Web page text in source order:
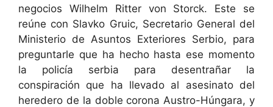
negocios Wilhelm Ritter von Storck. Este se
reúne con Slavko Gruic, Secretario General del
Ministerio de Asuntos Exteriores Serbio, para
preguntarle que ha hecho hasta ese momento
la policía serbia para desentrañar la
conspiración que ha llevado al asesinato del
heredero de la doble corona Austro-Húngara, y